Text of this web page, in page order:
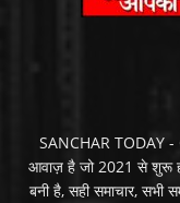
SANCHAR TODAY -
आवाज़ है जो 2021 से शुरू
बनी है, सही समाचार, सभी